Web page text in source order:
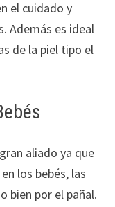
el cuidado y
Además es ideal
de la piel tipo el
aliado ya que
los bebés, las
bien por el pañal.